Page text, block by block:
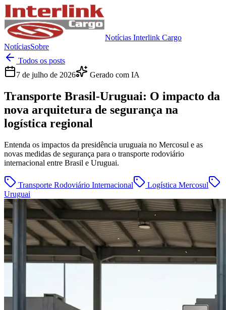
Notícias Interlink Cargo
NotíciasSobre
Todos os posts
7 de julho de 2026
Gerado com IA
Transporte Brasil-Uruguai: O impacto da
nova arquitetura de segurança na
logística regional
Entenda os impactos da presidência uruguaia no Mercosul e as
novas medidas de segurança para o transporte rodoviário
internacional entre Brasil e Uruguai.
Transporte Rodoviário Internacional
Logística Mercosul
Uruguai